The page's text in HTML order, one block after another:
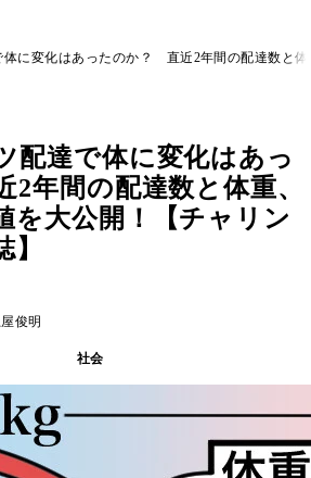
体に変化はあったのか？ 直近2年間の配達数と
配達で体に変化はあっ
年間の配達数と体重、
を大公開！【チャリン
俊明
社会